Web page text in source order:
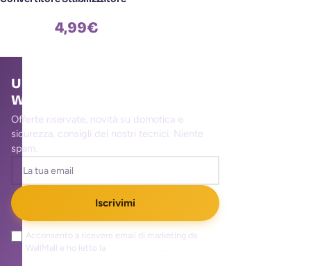
4,99€
Unisciti alla community
WallMall
Offerte riservate, novità su domotica e
sicurezza, consigli dei nostri tecnici. Niente
spam.
Iscrivimi
Acconsento a ricevere email di marketing da
WallMall e ho letto la
.